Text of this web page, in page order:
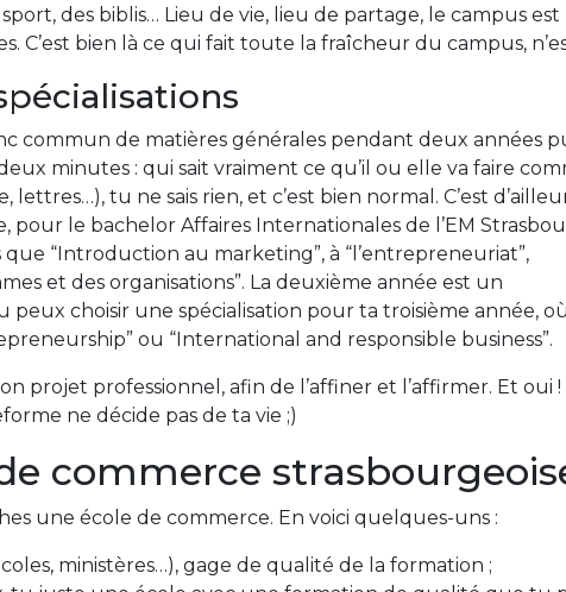
des biblis… Lieu de vie, lieu de partage, le campus est
C’est bien là ce qui fait toute la fraîcheur du campus,
commun de matières générales pendant deux années
minutes : qui sait vraiment ce qu’il ou elle va faire
tu ne sais rien, et c’est bien normal. C’est
le bachelor Affaires Internationales de l’EM
“Introduction au marketing”, à “l’entrepreneuriat”,
et des organisations”. La deuxième année est un
choisir une spécialisation pour ta troisième année,
ou “International and responsible business”.
projet professionnel, afin de l’affiner et l’affirmer. Et oui
ne décide pas de ta vie ;)
commerce
une école de commerce. En voici quelques-uns :
ministères…), gage de qualité de la formation ;